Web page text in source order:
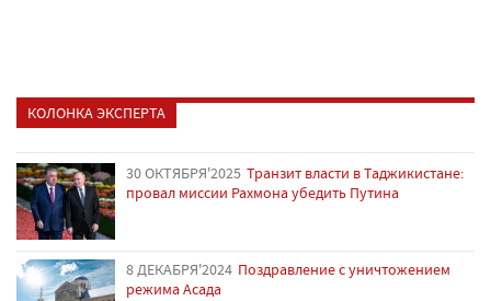
КОЛОНКА ЭКСПЕРТА
30 ОКТЯБРЯ'2025 Транзит власти в Таджикистане:
провал миссии Рахмона убедить Путина
8 ДЕКАБРЯ'2024 Поздравление с уничтожением
режима Асада